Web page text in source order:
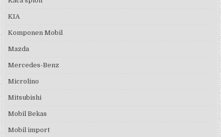
KIA
Komponen Mobil
Mazda
Mercedes-Benz
Microlino
Mitsubishi
Mobil Bekas
Mobil import